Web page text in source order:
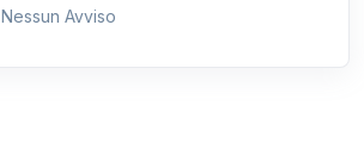
Nessun Avviso